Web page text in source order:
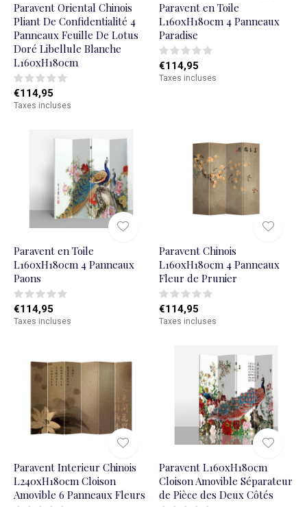
Paravent Oriental Chinois
Pliant De Confidentialité 4
Panneaux Feuille De Lotus
Doré Libellule Blanche
L160xH180cm
€114,95
Taxes incluses
Paravent en Toile
L160xH180cm 4 Panneaux
Paradise
€114,95
Taxes incluses
Paravent en Toile
L160xH180cm 4 Panneaux
Paons
€114,95
Taxes incluses
Paravent Chinois
L160xH180cm 4 Panneaux
Fleur de Prunier
€114,95
Taxes incluses
Paravent Interieur Chinois
L240xH180cm Cloison
Amovible 6 Panneaux Fleurs
Paravent L160xH180cm
Cloison Amovible Séparateur
de Pièce des Deux Côtés